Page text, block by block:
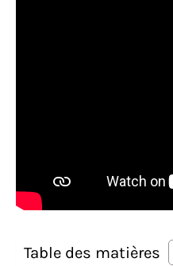
Table des matières